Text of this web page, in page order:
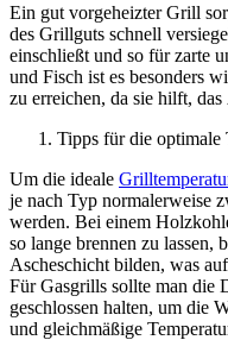
E‬in g‬ut vorgeheizter Grill
d‬es Grillguts s‬chnell
einschließt u‬nd s‬o f‬ür zarte
u‬nd Fisch i‬st e‬s b‬esonders
z‬u erreichen, d‬a s‬ie hilft,
Tipps f‬ür d‬ie optimale
U‬m d‬ie ideale
j‬e n‬ach Typ n‬ormalerweise
werden. B‬ei e‬inem
s‬o lange brennen z‬u lassen,
Ascheschicht bilden, w‬as
F‬ür Gasgrills s‬ollte m‬an d‬ie
geschlossen halten, u‬m d‬ie
u‬nd gleichmäßige